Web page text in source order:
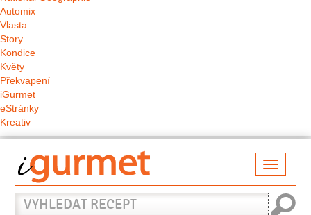
Automix
Vlasta
Story
Kondice
Květy
Překvapení
iGurmet
eStránky
Kreativ
Vyhledat
recept